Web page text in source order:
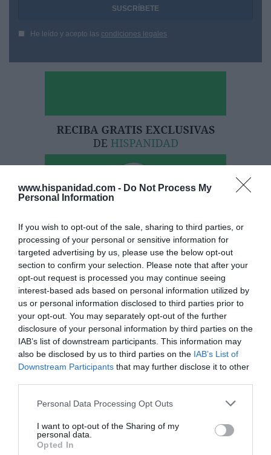
www.hispanidad.com - Do Not Process My
Personal Information
If you wish to opt-out of the sale, sharing to third parties, or
processing of your personal or sensitive information for
targeted advertising by us, please use the below opt-out
section to confirm your selection. Please note that after your
opt-out request is processed you may continue seeing
interest-based ads based on personal information utilized by
us or personal information disclosed to third parties prior to
your opt-out. You may separately opt-out of the further
disclosure of your personal information by third parties on the
IAB’s list of downstream participants. This information may
also be disclosed by us to third parties on the IAB’s List of
Downstream Participants that may further disclose it to other
Personal Data Processing Opt Outs
I want to opt-out of the Sharing of my
personal data.
Opted In
He leído y acepto las condiciones legales
Hoy destacamos
ECONOMÍA
El divorcio imposible de los Entrecanales:
deuda al alza, cotización a la baja y
reputación en entredicho
Cristina Martín 07/08/26 15:51
ECONOMÍA
Indra. Hispasat se hace con un proyecto IRIS-
2 de 1.600 millones de euros
ECONOMÍA
‘Warner Bros. Discovery’ asume ya 600
millones en gastos de su fusión con
Paramount